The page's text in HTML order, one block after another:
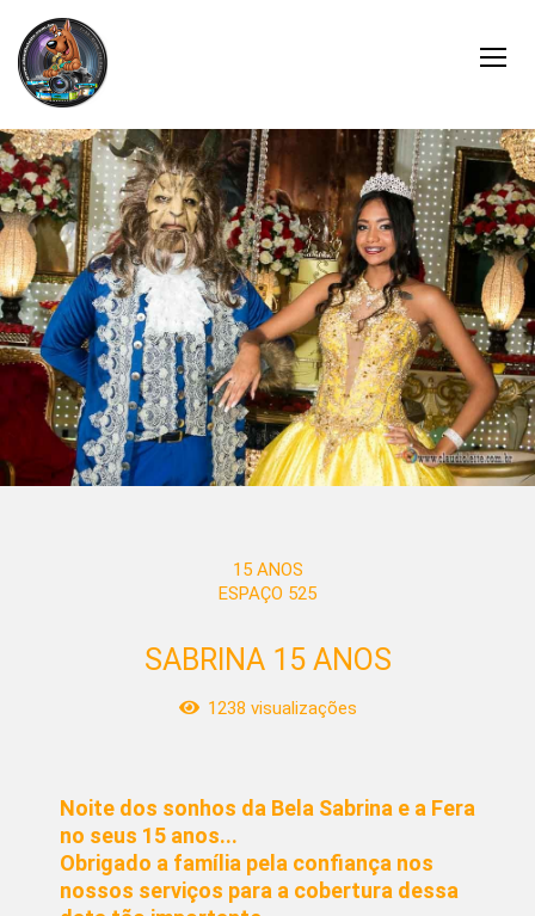
15 ANOS
ESPAÇO 525
SABRINA 15 ANOS
1238 visualizações
Noite dos sonhos da Bela Sabrina e a Fera
no seus 15 anos...
Obrigado a família pela confiança nos
nossos serviços para a cobertura dessa